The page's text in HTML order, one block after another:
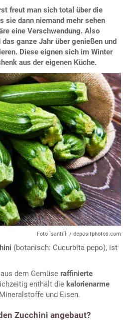
freut man sich total über die
sie dann niemand mehr sehen
eine Verschwendung. Also
ganze Jahr über genießen und
Diese eignen sich im Winter
aus der eigenen Küche.
Foto lsantilli / depositphotos.com
(botanisch: Cucurbita pepo), ist
dem Gemüse raffinierte
enthält die kalorienarme
und Eisen.
Zucchini angebaut?